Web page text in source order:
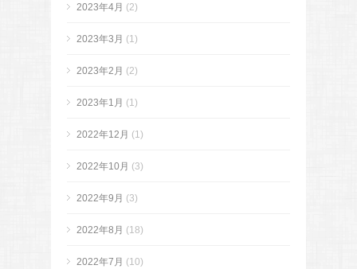
2023年4月 (2)
2023年3月 (1)
2023年2月 (2)
2023年1月 (1)
2022年12月 (1)
2022年10月 (3)
2022年9月 (3)
2022年8月 (18)
2022年7月 (10)